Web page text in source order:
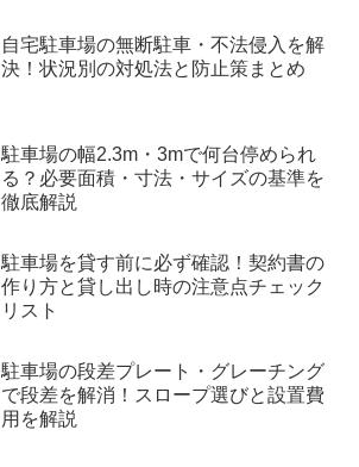
自宅駐車場の無断駐車・不法侵入を解
決！状況別の対処法と防止策まとめ
駐車場の幅2.3m・3mで何台停められ
る？必要面積・寸法・サイズの基準を
徹底解説
駐車場を貸す前に必ず確認！契約書の
作り方と貸し出し時の注意点チェック
リスト
駐車場の段差プレート・グレーチング
で段差を解消！スロープ選びと設置費
用を解説